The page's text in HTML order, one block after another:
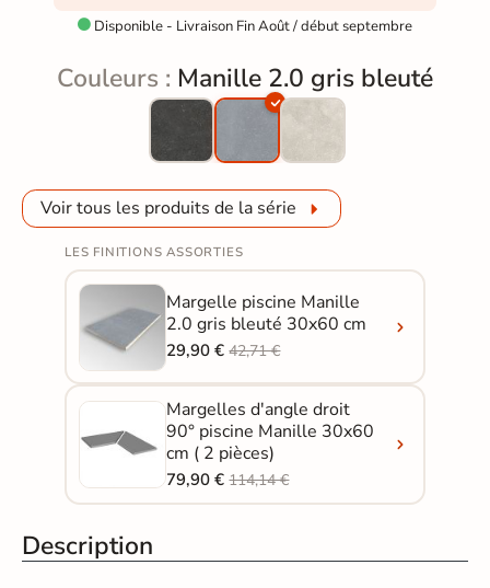
 Disponible - Livraison Fin Août / début septembre
Couleurs : Manille 2.0 gris bleuté
Voir tous les produits de la série
LES FINITIONS ASSORTIES
Margelle piscine Manille
2.0 gris bleuté 30x60 cm
29,90 €42,71 €
Margelles d'angle droit
90° piscine Manille 30x60
cm ( 2 pièces)
79,90 €114,14 €
Description